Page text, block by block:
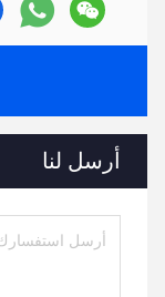
أرسل لنا